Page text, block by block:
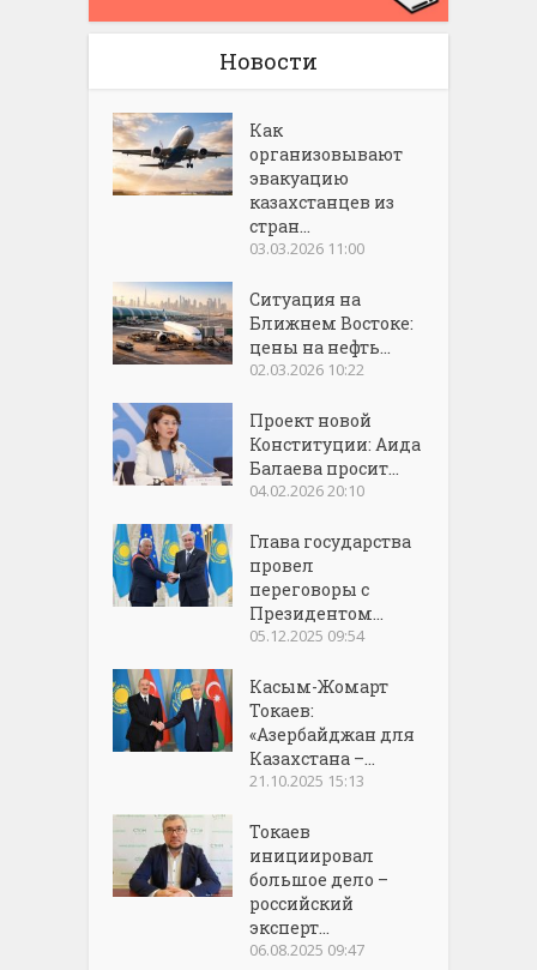
Новости
Как
организовывают
эвакуацию
казахстанцев из
стран...
03.03.2026 11:00
Ситуация на
Ближнем Востоке:
цены на нефть...
02.03.2026 10:22
Проект новой
Конституции: Аида
Балаева просит...
04.02.2026 20:10
Глава государства
провел
переговоры с
Президентом...
05.12.2025 09:54
Касым-Жомарт
Токаев:
«Азербайджан для
Казахстана –...
21.10.2025 15:13
Токаев
инициировал
большое дело –
российский
эксперт...
06.08.2025 09:47